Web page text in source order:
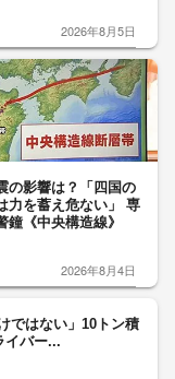
2026年8月5日
の影響は？「四国の
力を蓄え危ない」 専
鐘《中央構造線》
2026年8月4日
ではない」10トン積
バー...